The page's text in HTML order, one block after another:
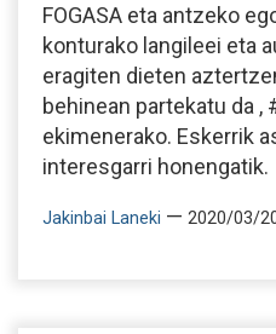
FOGASA eta antzeko
konturako langileei eta
eragiten dieten
behinean partekatu da ,
ekimenerako. Eskerrik
interesgarri honengatik.
Jakinbai Laneki — 2020/03/